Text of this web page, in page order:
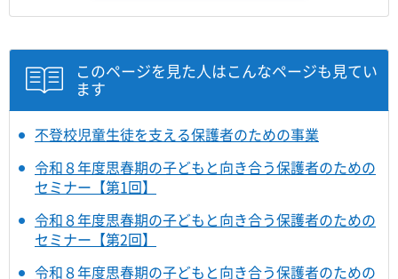
このページを見た人はこんなページも見てい
ます
不登校児童生徒を支える保護者のための事業
令和８年度思春期の子どもと向き合う保護者のための
セミナー【第1回】
令和８年度思春期の子どもと向き合う保護者のための
セミナー【第2回】
令和８年度思春期の子どもと向き合う保護者のための